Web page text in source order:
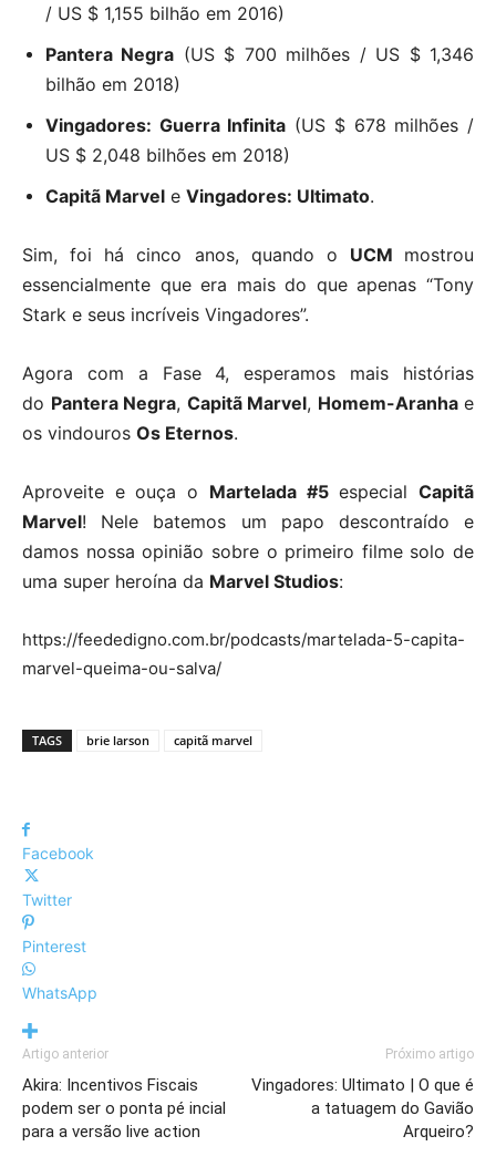
/ US $ 1,155 bilhão em 2016)
Pantera Negra (US $ 700 milhões / US $ 1,346
bilhão em 2018)
Vingadores: Guerra Infinita (US $ 678 milhões /
US $ 2,048 bilhões em 2018)
Capitã Marvel e Vingadores: Ultimato.
Sim, foi há cinco anos, quando o UCM mostrou
essencialmente que era mais do que apenas “Tony
Stark e seus incríveis Vingadores”.
Agora com a Fase 4, esperamos mais histórias
do Pantera Negra, Capitã Marvel, Homem-Aranhae
os vindouros Os Eternos.
Aproveite e ouça o Martelada #5especialCapitã
Marvel! Nele batemos um papo descontraído e
damos nossa opinião sobre o primeiro filme solo de
uma super heroína da Marvel Studios:
https://feededigno.com.br/podcasts/martelada-5-capita-
marvel-queima-ou-salva/
TAGS brie larson capitã marvel
Facebook
Twitter
Pinterest
WhatsApp
Artigo anterior
Akira: Incentivos Fiscais
podem ser o ponta pé incial
para a versão live action
Próximo artigo
Vingadores: Ultimato | O que é
a tatuagem do Gavião
Arqueiro?